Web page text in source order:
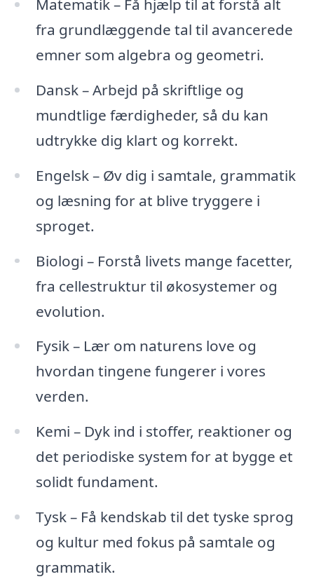
Matematik – Få hjælp til at forstå alt
fra grundlæggende tal til avancerede
emner som algebra og geometri.
Dansk – Arbejd på skriftlige og
mundtlige færdigheder, så du kan
udtrykke dig klart og korrekt.
Engelsk – Øv dig i samtale, grammatik
og læsning for at blive tryggere i
sproget.
Biologi – Forstå livets mange facetter,
fra cellestruktur til økosystemer og
evolution.
Fysik – Lær om naturens love og
hvordan tingene fungerer i vores
verden.
Kemi – Dyk ind i stoffer, reaktioner og
det periodiske system for at bygge et
solidt fundament.
Tysk – Få kendskab til det tyske sprog
og kultur med fokus på samtale og
grammatik.